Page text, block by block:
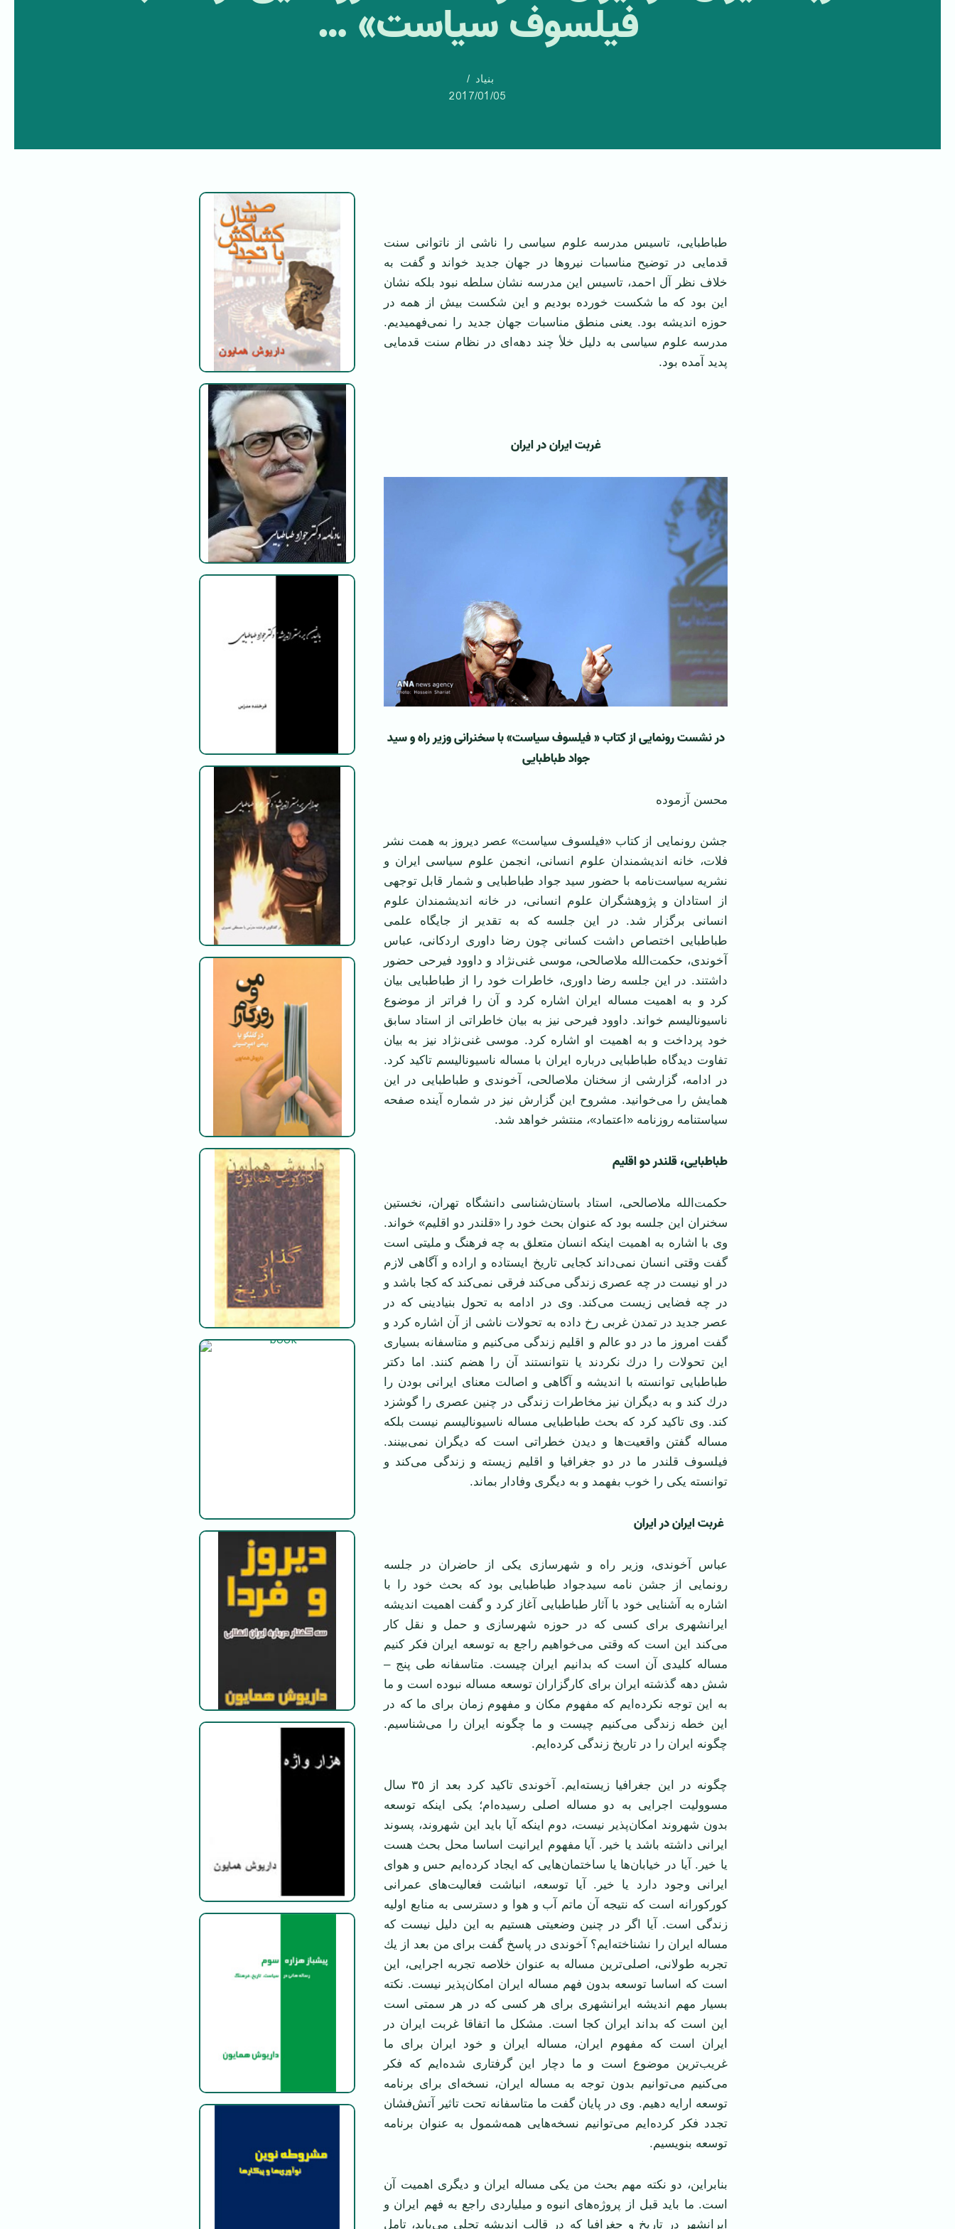
فیلسوف سیاست» …
بنیاد
2017/01/05
طباطبایی، تاسیس مدرسه علوم سیاسی را ناشی از ناتوانی سنت
قدمایی در توضیح مناسبات نیروها در جهان جدید خواند و گفت به
خلاف نظر آل احمد، تاسیس این مدرسه نشان سلطه نبود بلكه نشان
این بود كه ما شكست خورده بودیم و این شكست بیش از همه در
حوزه اندیشه بود. یعنی منطق مناسبات جهان جدید را نمی‌فهمیدیم.
مدرسه علوم سیاسی به دلیل خلأ چند دهه‌ای در نظام سنت قدمایی
پدید آمده بود.
غربت ایران در ایران
در نشست رونمایی از كتاب «فیلسوف سیاست» با سخنرانی وزیر راه و سید
جواد طباطبایی
محسن آزموده
جشن رونمایی از كتاب «فیلسوف سیاست» عصر دیروز به همت نشر
فلات، خانه اندیشمندان علوم انسانی، انجمن علوم سیاسی ایران و
نشریه سیاست‌نامه با حضور سید جواد طباطبایی و شمار قابل توجهی
از استادان و پژوهشگران علوم انسانی، در خانه اندیشمندان علوم
انسانی برگزار شد. در این جلسه كه به تقدیر از جایگاه علمی
طباطبایی اختصاص داشت كسانی چون رضا داوری اردكانی، عباس
آخوندی، حكمت‌الله ملاصالحی، موسی غنی‌نژاد و داوود فیرحی حضور
داشتند. در این جلسه رضا داوری، خاطرات خود را از طباطبایی بیان
كرد و به اهمیت مساله ایران اشاره كرد و آن را فراتر از موضوع
ناسیونالیسم خواند. داوود فیرحی نیز به بیان خاطراتی از استاد سابق
خود پرداخت و به اهمیت او اشاره كرد. موسی غنی‌نژاد نیز به بیان
تفاوت دیدگاه طباطبایی درباره ایران با مساله ناسیونالیسم تاكید كرد.
در ادامه، گزارشی از سخنان ملاصالحی، آخوندی و طباطبایی در این
همایش را می‌خوانید. مشروح این گزارش نیز در شماره آینده صفحه
سیاستنامه روزنامه «اعتماد»، منتشر خواهد شد.
طباطبایی، قلندر دو اقلیم
حكمت‌الله ملاصالحی، استاد باستان‌شناسی دانشگاه تهران، نخستین
سخنران این جلسه بود كه عنوان بحث خود را «قلندر دو اقلیم» خواند.
وی با اشاره به اهمیت اینكه انسان متعلق به چه فرهنگ و ملیتی است
گفت وقتی انسان نمی‌داند كجایی تاریخ ایستاده و اراده و آگاهی لازم
در او نیست در چه عصری زندگی می‌كند فرقی نمی‌كند كه كجا باشد و
در چه فضایی زیست می‌كند. وی در ادامه به تحول بنیادینی كه در
عصر جدید در تمدن غربی رخ داده به تحولات ناشی از آن اشاره كرد و
گفت امروز ما در دو عالم و اقلیم زندگی می‌كنیم و متاسفانه بسیاری
این تحولات را درك نكردند یا نتوانستند آن را هضم كنند. اما دكتر
طباطبایی توانسته با اندیشه و آگاهی و اصالت معنای ایرانی بودن را
درك كند و به دیگران نیز مخاطرات زندگی در چنین عصری را گوشزد
كند. وی تاكید كرد كه بحث طباطبایی مساله ناسیونالیسم نیست بلكه
مساله گفتن واقعیت‌ها و دیدن خطراتی است كه دیگران نمی‌بینند.
فیلسوف قلندر ما در دو جغرافیا و اقلیم زیسته و زندگی می‌كند و
توانسته یكی را خوب بفهمد و به دیگری وفادار بماند.
‌غربت ایران در ایران
عباس آخوندی، وزیر راه و شهرسازی یكی از حاضران در جلسه
رونمایی از جشن نامه سیدجواد طباطبایی بود كه بحث خود را با
اشاره به آشنایی خود با آثار طباطبایی آغاز كرد و گفت اهمیت اندیشه
ایرانشهری برای كسی كه در حوزه شهرسازی و حمل و نقل كار
می‌كند این است كه وقتی می‌خواهیم راجع به توسعه ایران فكر كنیم
مساله كلیدی آن است كه بدانیم ایران چیست. متاسفانه طی پنج –
شش دهه گذشته ایران برای كارگزاران توسعه مساله نبوده است و ما
به این توجه نكرده‌ایم كه مفهوم مكان و مفهوم زمان برای ما كه در
این خطه زندگی می‌كنیم چیست و ما چگونه ایران را می‌شناسیم.
چگونه ایران را در تاریخ زندگی كرده‌ایم.
چگونه در این جغرافیا زیسته‌ایم. آخوندی تاكید كرد بعد از ٣٥ سال
مسوولیت اجرایی به دو مساله اصلی رسیده‌ام؛ یكی اینكه توسعه
بدون شهروند امكان‌پذیر نیست، دوم اینكه آیا باید این شهروند، پسوند
ایرانی داشته باشد یا خیر. آیا مفهوم ایرانیت اساسا محل بحث هست
یا خیر. آیا در خیابان‌ها یا ساختمان‌هایی كه ایجاد كرده‌ایم حس و هوای
ایرانی وجود دارد یا خیر. آیا توسعه، انباشت فعالیت‌های عمرانی
كوركورانه است كه نتیجه آن ماتم آب و هوا و دسترسی به منابع اولیه
زندگی است. آیا اگر در چنین وضعیتی هستیم به این دلیل نیست كه
مساله ایران را نشناخته‌ایم؟ آخوندی در پاسخ گفت برای من بعد از یك
تجربه طولانی، اصلی‌ترین مساله به عنوان خلاصه تجربه اجرایی، این
است كه اساسا توسعه بدون فهم مساله ایران امكان‌پذیر نیست. نكته
بسیار مهم اندیشه ایرانشهری برای هر كسی كه در هر سمتی است
این است كه بداند ایران كجا است. مشكل ما اتفاقا غربت ایران در
ایران است كه مفهوم ایران، مساله ایران و خود ایران برای ما
غریب‌ترین موضوع است و ما دچار این گرفتاری شده‌ایم كه فكر
می‌كنیم می‌توانیم بدون توجه به مساله ایران، نسخه‌ای برای برنامه
توسعه ارایه دهیم. وی در پایان گفت ما متاسفانه تحت تاثیر آتش‌فشان
تجدد فكر كرده‌ایم می‌توانیم نسخه‌هایی همه‌شمول به عنوان برنامه
توسعه بنویسیم.
بنابراین، دو نكته مهم بحث من یكی مساله ایران و دیگری اهمیت آن
است. ما باید قبل از پروژه‌های انبوه و میلیاردی راجع به فهم ایران و
ایرانشهر در تاریخ و جغرافیا كه در قالب اندیشه تجلی می‌یابد، تامل